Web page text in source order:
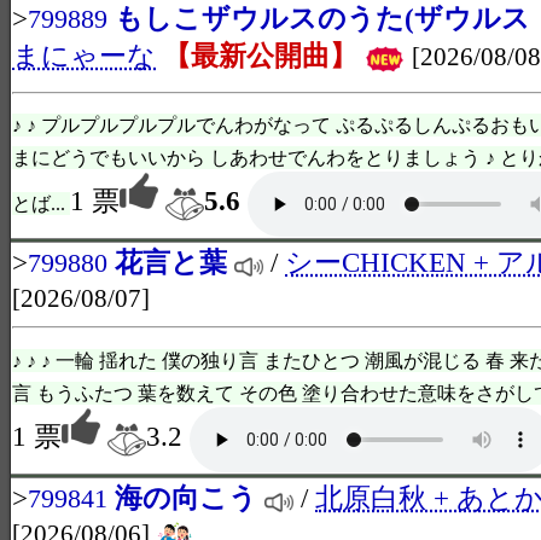
>799889 もしこザウルスのうた(ザウルス
まにゃーな
【最新公開曲】 [2026/08/
♪ ♪ プルプルプルプルでんわがなって ぷるぷるしんぷるおも
まにどうでもいいから しあわせでんわをとりましょう ♪ と
とば... 1 票
5.6
>799880 花言と葉 / シーCHICKEN + ア
[2026/08/07]
♪ ♪ ♪ 一輪 揺れた 僕の独り言 またひとつ 潮風が混じる 春 来
言 もうふたつ 葉を数えて その色 塗り合わせた意味をさがし
1 票
3.2
>799841 海の向こう /北原白秋 + あと
[2026/08/06]